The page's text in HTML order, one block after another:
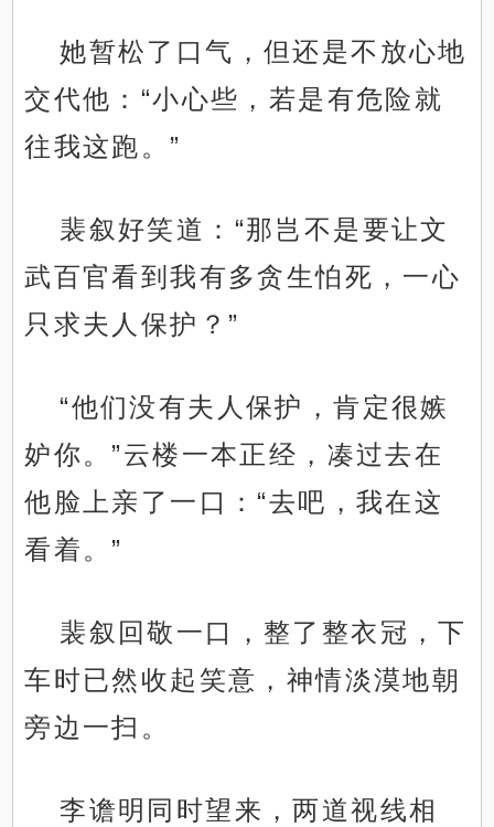
她暂松了口气，但还是不放心地
交代他：“小心些，若是有危险就
往我这跑。”
裴叙好笑道：“那岂不是要让文
武百官看到我有多贪生怕死，一心
只求夫人保护？”
“他们没有夫人保护，肯定很嫉
妒你。”云楼一本正经，凑过去在
他脸上亲了一口：“去吧，我在这
看着。”
裴叙回敬一口，整了整衣冠，下
车时已然收起笑意，神情淡漠地朝
旁边一扫。
李谵明同时望来，两道视线相